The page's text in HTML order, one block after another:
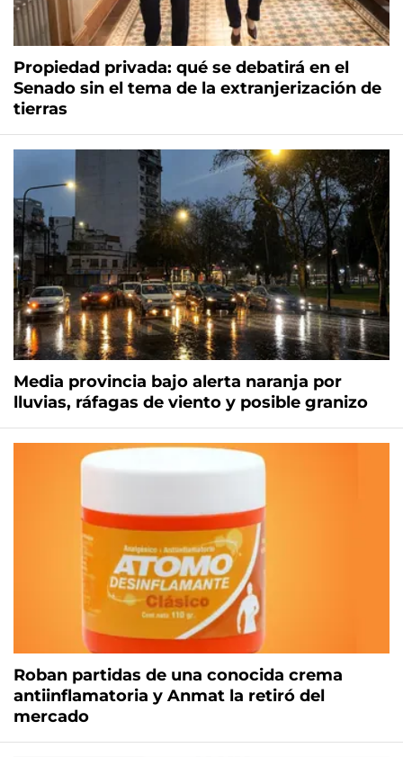
Propiedad privada: qué se debatirá en el
Senado sin el tema de la extranjerización de
tierras
Media provincia bajo alerta naranja por
lluvias, ráfagas de viento y posible granizo
Roban partidas de una conocida crema
antiinflamatoria y Anmat la retiró del
mercado